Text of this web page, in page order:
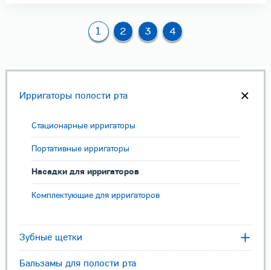
Ирригаторы полости рта
Стационарные ирригаторы
Портативные ирригаторы
Насадки для ирригаторов
Комплектующие для ирригаторов
Зубные щетки
Бальзамы для полости рта
1 2 3 4